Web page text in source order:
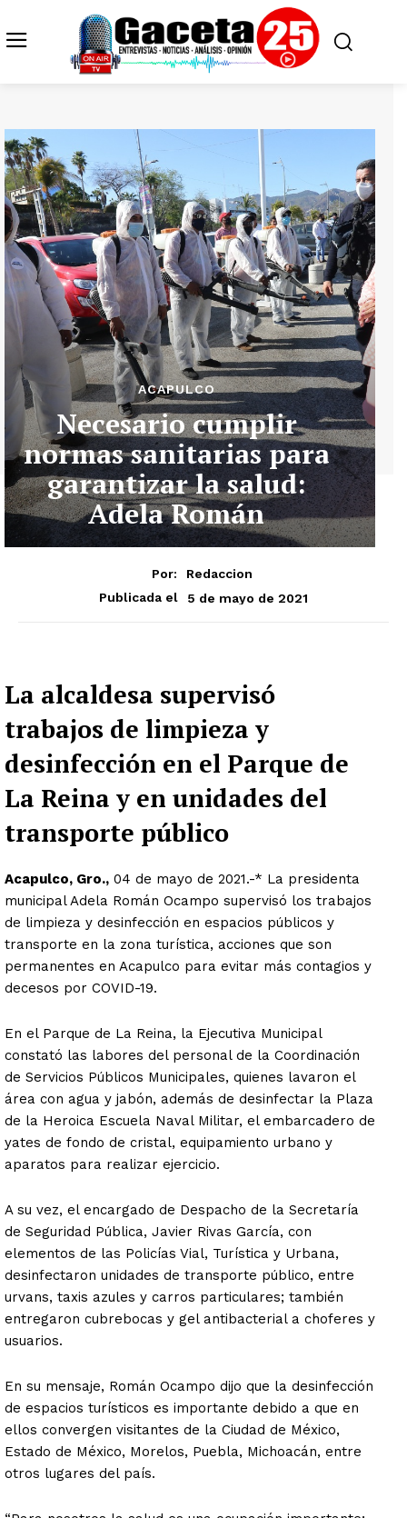
ACAPULCO
Necesario cumplir
normas sanitarias para
garantizar la salud:
Adela Román
Por:
Redaccion
Publicada el
5 de mayo de 2021
La alcaldesa supervisó
trabajos de limpieza y
desinfección en el Parque de
La Reina y en unidades del
transporte público
Acapulco, Gro., 04 de mayo de 2021.-* La presidenta
municipal Adela Román Ocampo supervisó los trabajos
de limpieza y desinfección en espacios públicos y
transporte en la zona turística, acciones que son
permanentes en Acapulco para evitar más contagios y
decesos por COVID-19.
En el Parque de La Reina, la Ejecutiva Municipal
constató las labores del personal de la Coordinación
de Servicios Públicos Municipales, quienes lavaron el
área con agua y jabón, además de desinfectar la Plaza
de la Heroica Escuela Naval Militar, el embarcadero de
yates de fondo de cristal, equipamiento urbano y
aparatos para realizar ejercicio.
A su vez, el encargado de Despacho de la Secretaría
de Seguridad Pública, Javier Rivas García, con
elementos de las Policías Vial, Turística y Urbana,
desinfectaron unidades de transporte público, entre
urvans, taxis azules y carros particulares; también
entregaron cubrebocas y gel antibacterial a choferes y
usuarios.
En su mensaje, Román Ocampo dijo que la desinfección
de espacios turísticos es importante debido a que en
ellos convergen visitantes de la Ciudad de México,
Estado de México, Morelos, Puebla, Michoacán, entre
otros lugares del país.